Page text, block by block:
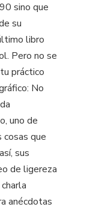
sino que
su
libro
Pero no se
práctico
No
uno de
que
sus
de ligereza
anécdotas